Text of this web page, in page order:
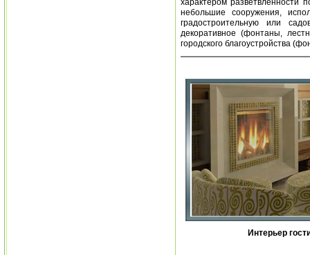
характером разветвленности
небольшие сооружения,
градостроительную или
декоративное (фонтаны,
городского благоустройства
Интерьер